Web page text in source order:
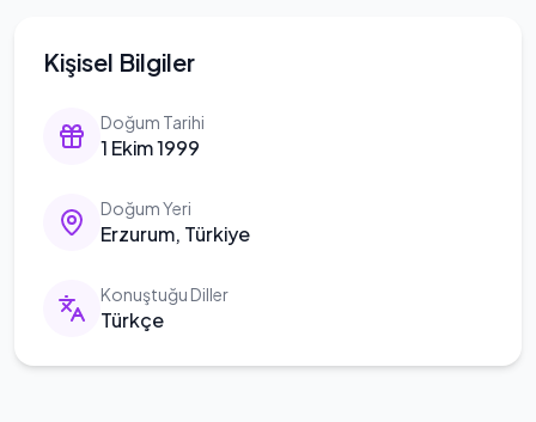
Kişisel Bilgiler
Doğum Tarihi
1 Ekim 1999
Doğum Yeri
Erzurum, Türkiye
Konuştuğu Diller
Türkçe